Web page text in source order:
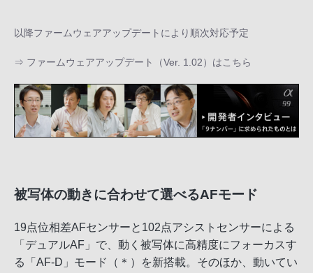
以降ファームウェアアップデートにより順次対応予定
⇒ ファームウェアアップデート（Ver. 1.02）はこちら
被写体の動きに合わせて選べるAFモード
19点位相差AFセンサーと102点アシストセンサーによる
「デュアルAF」で、動く被写体に高精度にフォーカスす
る「AF-D」モード（＊）を新搭載。そのほか、動いてい